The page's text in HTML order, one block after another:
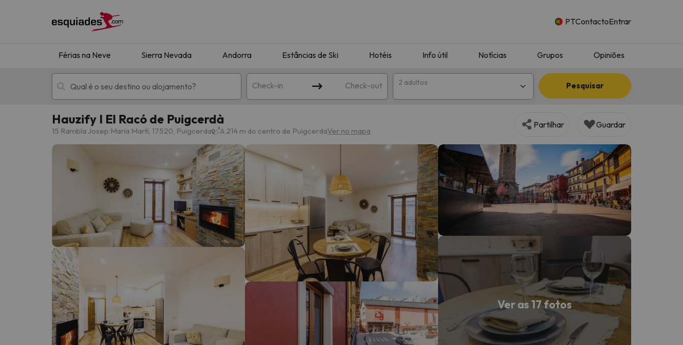
PTContactoEntrar
Férias na Neve Sierra Nevada Andorra Estâncias de Ski Hotéis Info útil Notícias Grupos Opiniões
Check-in Check-out 2 adultos Pesquisar
Férias na neve Hotéis de montanha
Oops, não encontramos nenhum resultado que corresponda à sua pesquisa. Tente modificar o destino.
Bem, parece que o nosso Seeker perdeu o seu caminho. Assim que encontrar a sua bússola, estará de volta.
Hauzify I El Racó de Puigcerdà
15 Rambla Josep Maria Martí, 17520, Puigcerda A 214 m do centro de PuigcerdaVer no mapa
Partilhar Guardar
Ver as 17 fotos